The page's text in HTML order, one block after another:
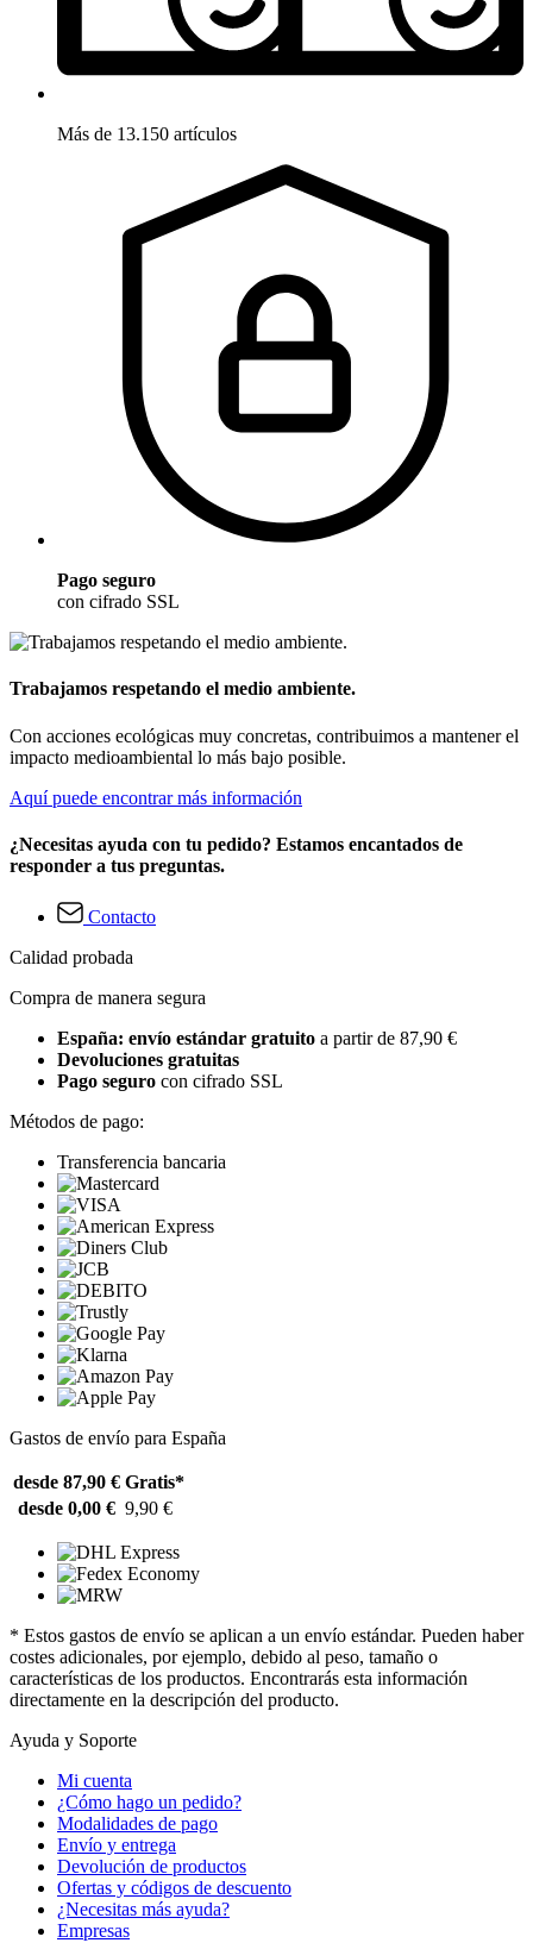
Más de 13.150 artículos
Pago seguro
con cifrado SSL
Trabajamos respetando el medio ambiente.
Con acciones ecológicas muy concretas, contribuimos a mantener el
impacto medioambiental lo más bajo posible.
Aquí puede encontrar más información
¿Necesitas ayuda con tu pedido? Estamos encantados de
responder a tus preguntas.
Contacto
Calidad probada
Compra de manera segura
España: envío estándar gratuito a partir de 87,90 €
Devoluciones gratuitas
Pago seguro con cifrado SSL
Métodos de pago:
Transferencia bancaria
Gastos de envío para España
desde 87,90 € Gratis*
desde 0,00 € 9,90 €
* Estos gastos de envío se aplican a un envío estándar. Pueden haber
costes adicionales, por ejemplo, debido al peso, tamaño o
características de los productos. Encontrarás esta información
directamente en la descripción del producto.
Ayuda y Soporte
Mi cuenta
¿Cómo hago un pedido?
Modalidades de pago
Envío y entrega
Devolución de productos
Ofertas y códigos de descuento
¿Necesitas más ayuda?
Empresas